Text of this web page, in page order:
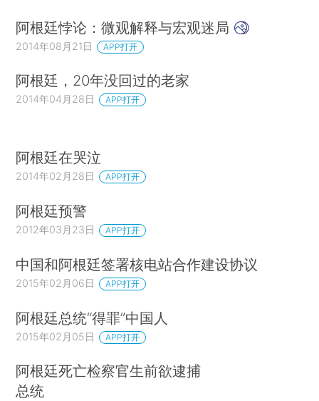
阿根廷悖论：微观解释与宏观迷局
2014年08月21日 APP打开
阿根廷，20年没回过的老家
2014年04月28日 APP打开
阿根廷在哭泣
2014年02月28日 APP打开
阿根廷预警
2012年03月23日 APP打开
中国和阿根廷签署核电站合作建设协议
2015年02月06日 APP打开
阿根廷总统“得罪”中国人
2015年02月05日 APP打开
阿根廷死亡检察官生前欲逮捕
总统